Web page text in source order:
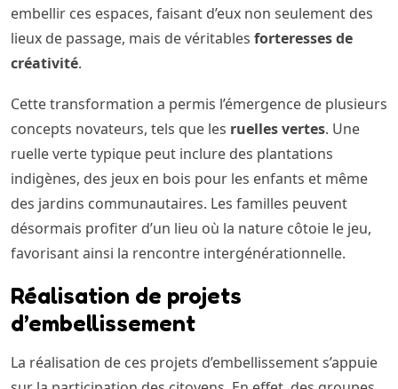
embellir ces espaces, faisant d’eux non seulement des
lieux de passage, mais de véritables forteresses de
créativité.
Cette transformation a permis l’émergence de plusieurs
concepts novateurs, tels que les ruelles vertes. Une
ruelle verte typique peut inclure des plantations
indigènes, des jeux en bois pour les enfants et même
des jardins communautaires. Les familles peuvent
désormais profiter d’un lieu où la nature côtoie le jeu,
favorisant ainsi la rencontre intergénérationnelle.
Réalisation de projets
d’embellissement
La réalisation de ces projets d’embellissement s’appuie